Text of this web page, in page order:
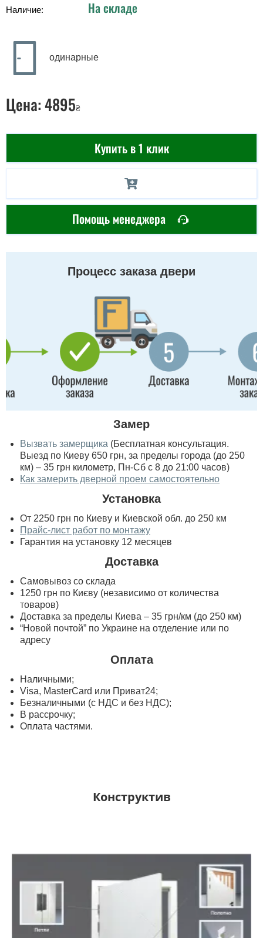
Наличие: На складе
одинарные
Цена:4895₴
Купить в 1 клик
Помощь менеджера
Процесс заказа двери
Замер
Вызвать замерщика (Бесплатная консультация.
Выезд по Киеву 650 грн, за пределы города (до 250
км) – 35 грн километр, Пн-Сб с 8 до 21:00 часов)
Как замерить дверной проем самостоятельно
Установка
От 2250 грн по Киеву и Киевской обл. до 250 км
Прайс-лист работ по монтажу
Гарантия на установку 12 месяцев
Доставка
Самовывоз со склада
1250 грн по Києву (независимо от количества
товаров)
Доставка за пределы Киева – 35 грн/км (до 250 км)
“Новой почтой” по Украине на отделение или по
адресу
Оплата
Наличными;
Visa, MasterСard или Приват24;
Безналичными (с НДС и без НДС);
В рассрочку;
Оплата частями.
Конструктив